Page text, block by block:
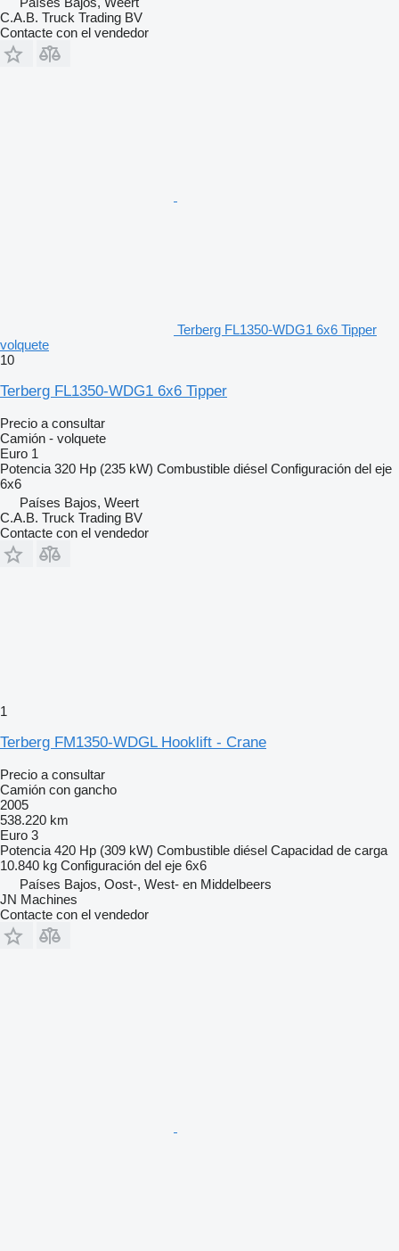
C.A.B. Truck Trading BV
Contacte con el vendedor
Terberg FL1350-WDG1 6x6 Tipper
volquete
10
Terberg FL1350-WDG1 6x6 Tipper
Precio a consultar
Camión - volquete
Euro 1
Potencia 320 Hp (235 kW) Combustible diésel Configuración del eje
6x6
Países Bajos, Weert
C.A.B. Truck Trading BV
Contacte con el vendedor
1
Terberg FM1350-WDGL Hooklift - Crane
Precio a consultar
Camión con gancho
2005
538.220 km
Euro 3
Potencia 420 Hp (309 kW) Combustible diésel Capacidad de carga
10.840 kg Configuración del eje 6x6
Países Bajos, Oost-, West- en Middelbeers
JN Machines
Contacte con el vendedor